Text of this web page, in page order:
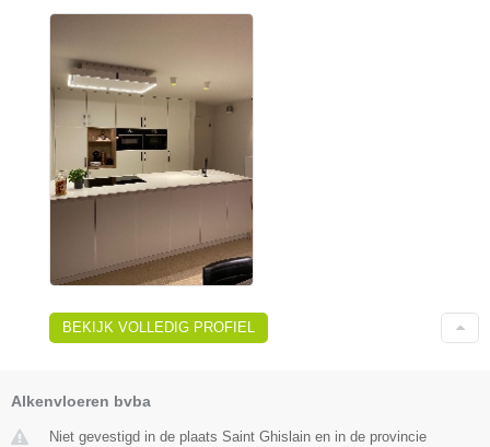
BEKIJK VOLLEDIG PROFIEL
Alkenvloeren bvba
Niet gevestigd in de plaats Saint Ghislain en in de provincie